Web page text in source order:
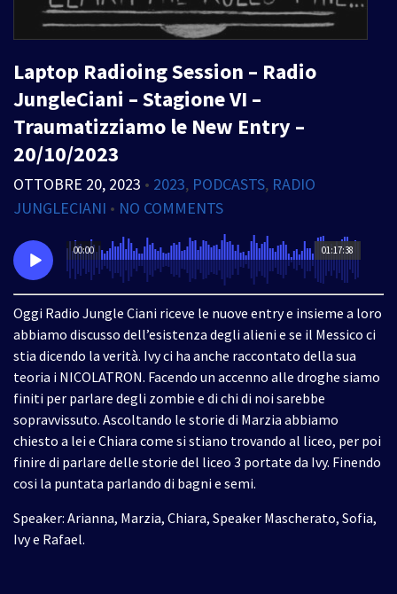
Laptop Radioing Session – Radio
JungleCiani – Stagione VI –
Traumatizziamo le New Entry –
20/10/2023
OTTOBRE 20, 2023 • 2023, PODCASTS, RADIO
JUNGLECIANI • NO COMMENTS
01:17:38
00:00
Oggi Radio Jungle Ciani riceve le nuove entry e insieme a loro
abbiamo discusso dell’esistenza degli alieni e se il Messico ci
stia dicendo la verità. Ivy ci ha anche raccontato della sua
teoria i NICOLATRON. Facendo un accenno alle droghe siamo
finiti per parlare degli zombie e di chi di noi sarebbe
sopravvissuto. Ascoltando le storie di Marzia abbiamo
chiesto a lei e Chiara come si stiano trovando al liceo, per poi
finire di parlare delle storie del liceo 3 portate da Ivy. Finendo
cosi la puntata parlando di bagni e semi.
Speaker: Arianna, Marzia, Chiara, Speaker Mascherato, Sofia,
Ivy e Rafael.